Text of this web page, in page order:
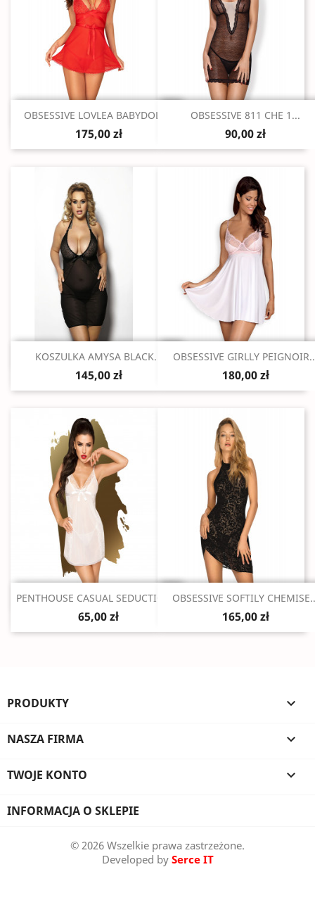
Szybki podgląd
OBSESSIVE LOVLEA BABYDOLL...
175,00 zł
Szybki podgląd
OBSESSIVE 811 CHE 1...
90,00 zł
Szybki podgląd
KOSZULKA AMYSA BLACK...
145,00 zł
Szybki podgląd
OBSESSIVE GIRLLY
180,00 zł
Szybki podgląd
PENTHOUSE CASUAL SEDUCTION...
65,00 zł
Szybki podgląd
OBSESSIVE SOFTILY
165,00 zł
PRODUKTY 
NASZA FIRMA 
TWOJE KONTO 
INFORMACJA O SKLEPIE
© 2026 Wszelkie prawa zastrzeżone.
Developed by Serce IT